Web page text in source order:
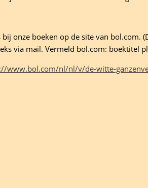
onze boeken op de site van
via mail. Vermeld bol.com: boektitel
www.bol.com/nl/nl/v/de-witte-